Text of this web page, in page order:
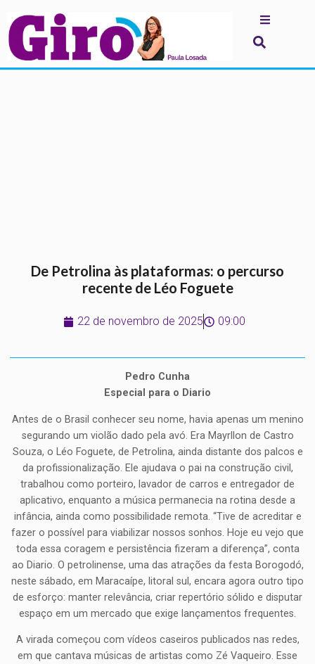
De Petrolina às plataformas: o percurso
recente de Léo Foguete
22 de novembro de 2025 09:00
Pedro Cunha
Especial para o Diario
Antes de o Brasil conhecer seu nome, havia apenas um menino
segurando um violão dado pela avó. Era Mayrllon de Castro
Souza, o Léo Foguete, de Petrolina, ainda distante dos palcos e
da profissionalização. Ele ajudava o pai na construção civil,
trabalhou como porteiro, lavador de carros e entregador de
aplicativo, enquanto a música permanecia na rotina desde a
infância, ainda como possibilidade remota. “Tive de acreditar e
fazer o possível para viabilizar nossos sonhos. Hoje eu vejo que
toda essa coragem e persistência fizeram a diferença”, conta
ao Diario. O petrolinense, uma das atrações da festa Borogodó,
neste sábado, em Maracaípe, litoral sul, encara agora outro tipo
de esforço: manter relevância, criar repertório sólido e disputar
espaço em um mercado que exige lançamentos frequentes.
A virada começou com vídeos caseiros publicados nas redes,
em que cantava músicas de artistas como Zé Vaqueiro. Esse